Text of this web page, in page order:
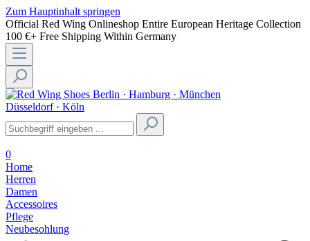
Zum Hauptinhalt springen
Official Red Wing Onlineshop Entire European Heritage Collection
100 €+ Free Shipping Within Germany
Berlin · Hamburg · München
Düsseldorf · Köln
0
Home
Herren
Damen
Accessoires
Pflege
Neubesohlung